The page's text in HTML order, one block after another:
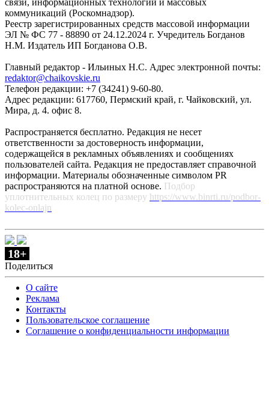
связи, информационных технологий и массовых
коммуникаций (Роскомнадзор).
Реестр зарегистрированных средств массовой информации
ЭЛ № ФС 77 - 88890 от 24.12.2024 г. Учредитель Богданов
Н.М. Издатель ИП Богданова О.В.
Главный редактор - Ильиных Н.С. Адрес электронной почты:
redaktor@chaikovskie.ru
Телефон редакции: +7 (34241) 9-60-80.
Адрес редакции: 617760, Пермский край, г. Чайковский, ул.
Мира, д. 4. офис 8.
Распространяется бесплатно. Редакция не несет
ответственности за достоверность информации,
содержащейся в рекламных объявлениях и сообщениях
пользователей сайта. Редакция не предоставляет справочной
информации. Материалы обозначенные символом PR
распространяются на платной основе. Подбор
уплотнительных колец по размеру https://www.binrti.ru/podbor-
kolec-onlajn
18+
Поделиться
О сайте
Реклама
Контакты
Пользовательское соглашение
Соглашение о конфиденциальности информации